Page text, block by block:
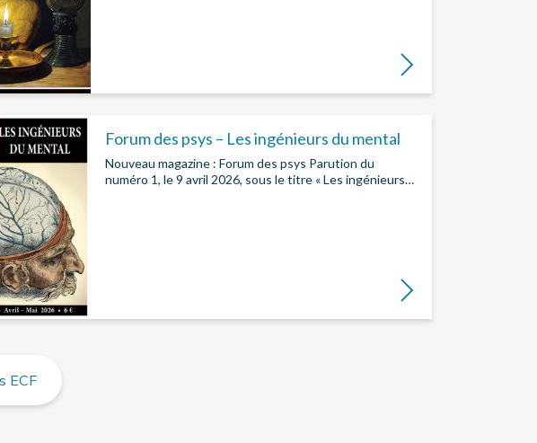
Lire la suite
Forum des psys – Les ingénieurs du mental
Nouveau magazine : Forum des psys Parution du
numéro 1, le 9 avril 2026, sous le titre « Les ingénieurs…
Lire la suite
ECF